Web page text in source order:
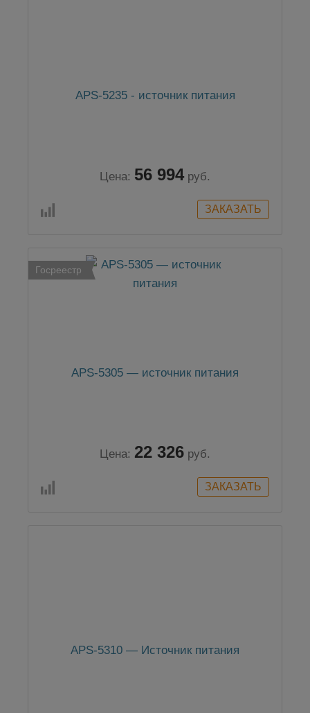
APS-5235 - источник питания
Цена: 56 994 руб.
Госреестр
APS-5305 — источник питания
Цена: 22 326 руб.
APS-5310 — Источник питания